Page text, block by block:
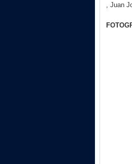
Juan